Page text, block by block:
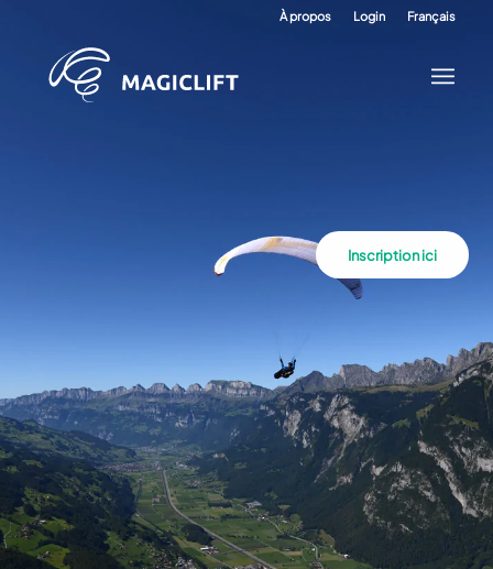
À propos Login Français
Inscription ici